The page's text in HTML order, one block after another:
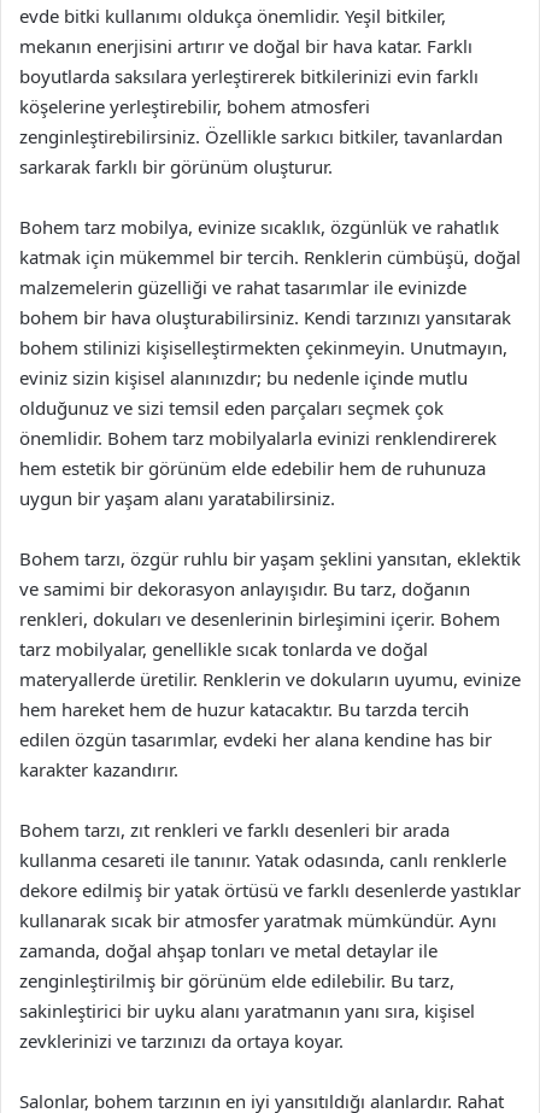
evde bitki kullanımı oldukça önemlidir. Yeşil bitkiler,
mekanın enerjisini artırır ve doğal bir hava katar. Farklı
boyutlarda saksılara yerleştirerek bitkilerinizi evin farklı
köşelerine yerleştirebilir, bohem atmosferi
zenginleştirebilirsiniz. Özellikle sarkıcı bitkiler, tavanlardan
sarkarak farklı bir görünüm oluşturur.
Bohem tarz mobilya, evinize sıcaklık, özgünlük ve rahatlık
katmak için mükemmel bir tercih. Renklerin cümbüşü, doğal
malzemelerin güzelliği ve rahat tasarımlar ile evinizde
bohem bir hava oluşturabilirsiniz. Kendi tarzınızı yansıtarak
bohem stilinizi kişiselleştirmekten çekinmeyin. Unutmayın,
eviniz sizin kişisel alanınızdır; bu nedenle içinde mutlu
olduğunuz ve sizi temsil eden parçaları seçmek çok
önemlidir. Bohem tarz mobilyalarla evinizi renklendirerek
hem estetik bir görünüm elde edebilir hem de ruhunuza
uygun bir yaşam alanı yaratabilirsiniz.
Bohem tarzı, özgür ruhlu bir yaşam şeklini yansıtan, eklektik
ve samimi bir dekorasyon anlayışıdır. Bu tarz, doğanın
renkleri, dokuları ve desenlerinin birleşimini içerir. Bohem
tarz mobilyalar, genellikle sıcak tonlarda ve doğal
materyallerde üretilir. Renklerin ve dokuların uyumu, evinize
hem hareket hem de huzur katacaktır. Bu tarzda tercih
edilen özgün tasarımlar, evdeki her alana kendine has bir
karakter kazandırır.
Bohem tarzı, zıt renkleri ve farklı desenleri bir arada
kullanma cesareti ile tanınır. Yatak odasında, canlı renklerle
dekore edilmiş bir yatak örtüsü ve farklı desenlerde yastıklar
kullanarak sıcak bir atmosfer yaratmak mümkündür. Aynı
zamanda, doğal ahşap tonları ve metal detaylar ile
zenginleştirilmiş bir görünüm elde edilebilir. Bu tarz,
sakinleştirici bir uyku alanı yaratmanın yanı sıra, kişisel
zevklerinizi ve tarzınızı da ortaya koyar.
Salonlar, bohem tarzının en iyi yansıtıldığı alanlardır. Rahat